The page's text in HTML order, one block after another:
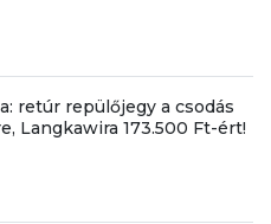
retúr repülőjegy a csodás
Langkawira 173.500 Ft-ért!